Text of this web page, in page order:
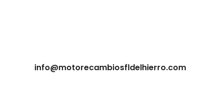
info@motorecambiosfldelhierro.com